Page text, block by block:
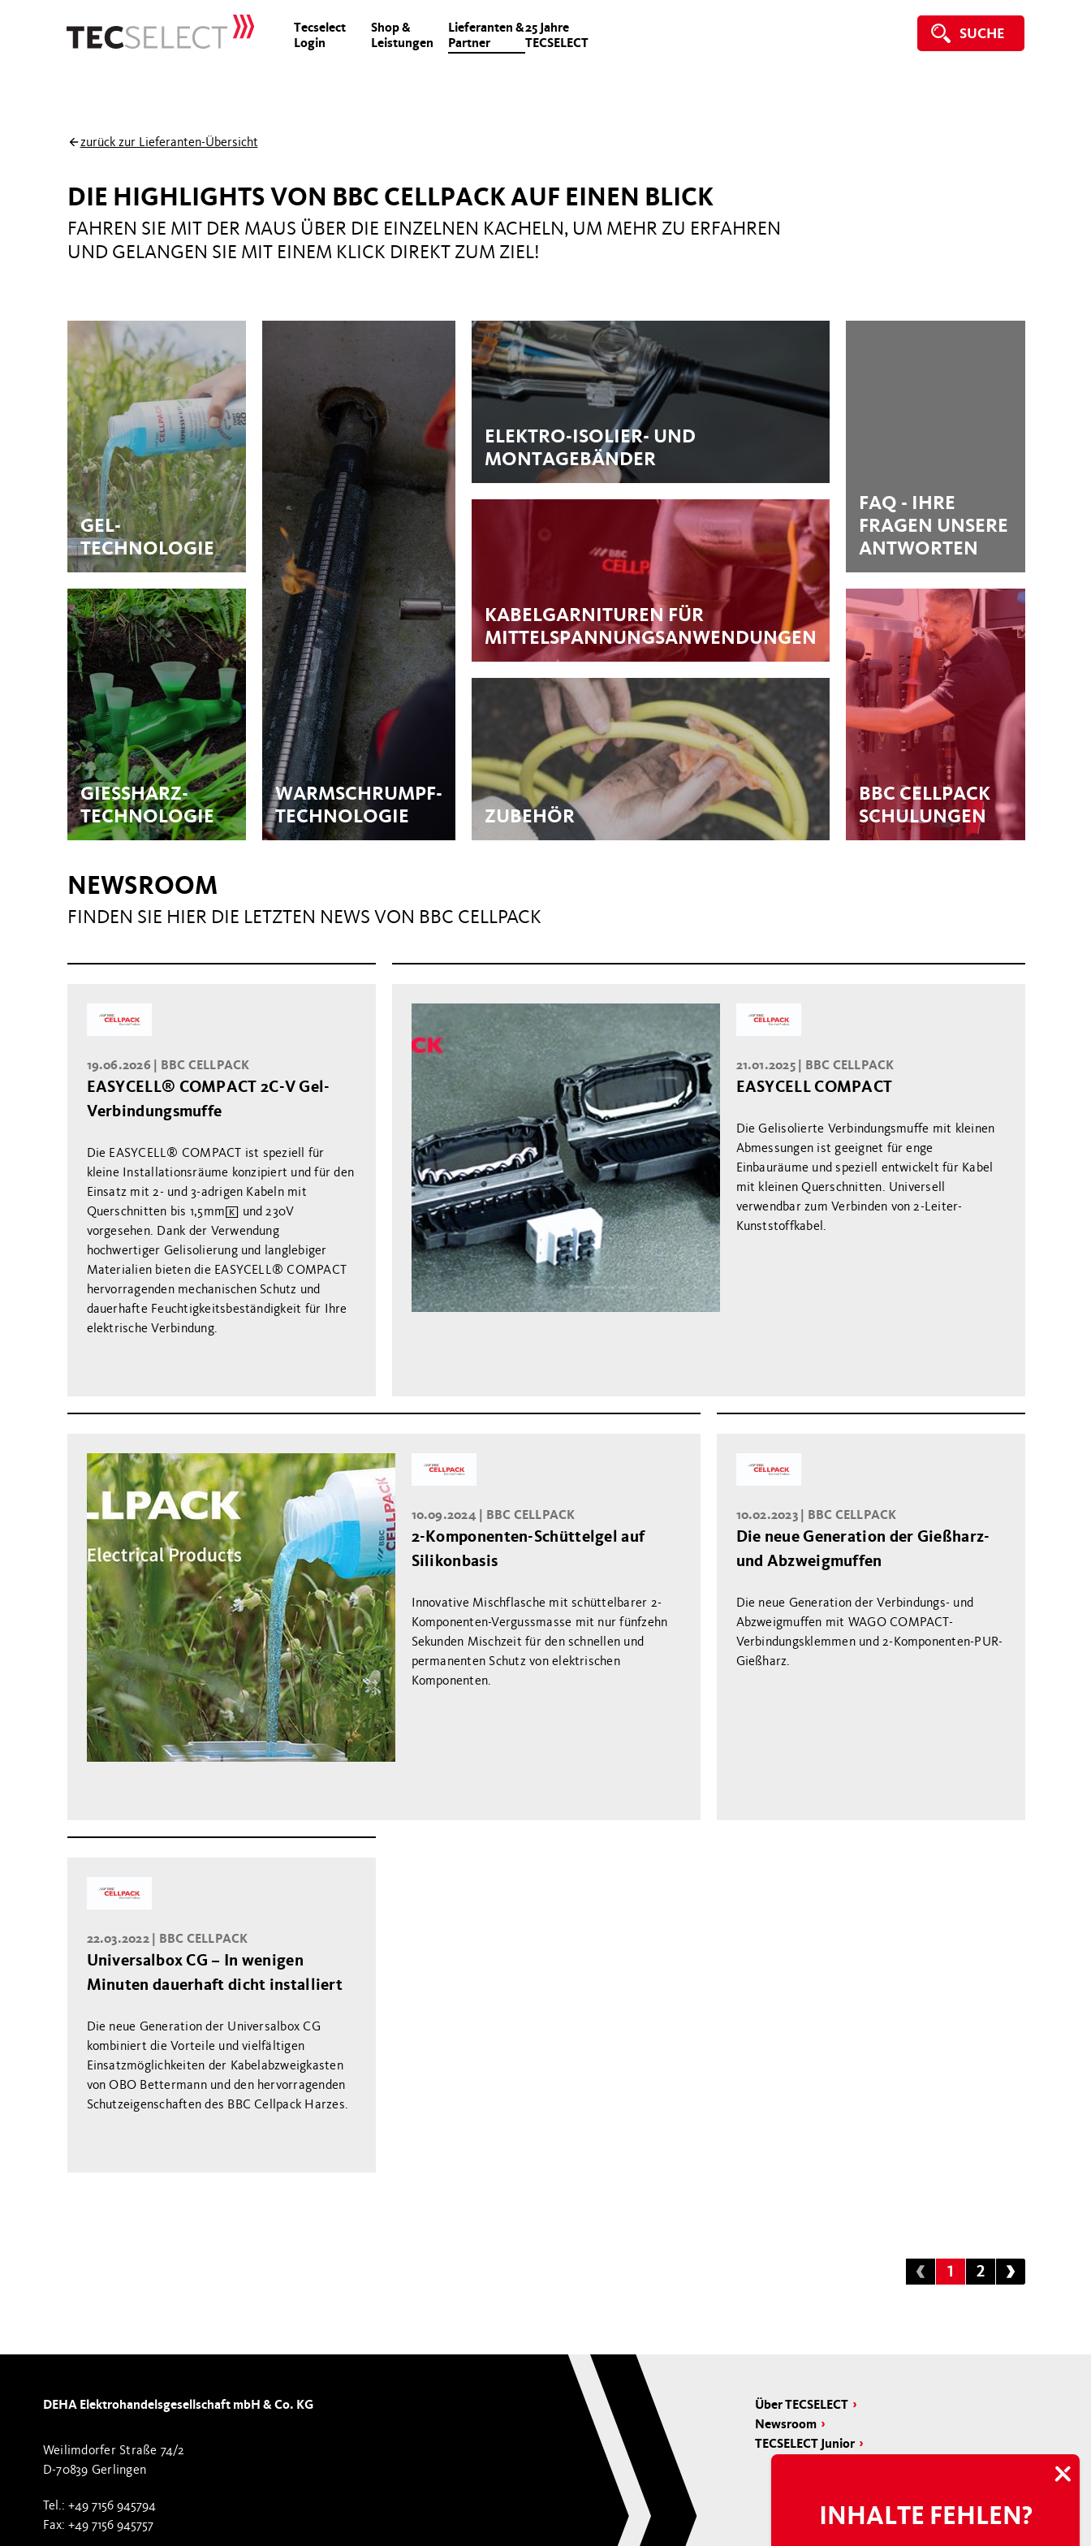
SUCHE
Tecselect
Login
Shop &
Leistungen
Lieferanten &
Partner
25 Jahre
TECSELECT
zurück zur Lieferanten-Übersicht
DIE HIGHLIGHTS VON BBC CELLPACK AUF EINEN BLICK
FAHREN SIE MIT DER MAUS ÜBER DIE EINZELNEN KACHELN, UM MEHR ZU ERFAHREN
UND GELANGEN SIE MIT EINEM KLICK DIREKT ZUM ZIEL!
GEL-
TECHNOLOGIE
GIESSHARZ-T
ECHNOLOGIE
WARMSCHRUMPF-
TECHNOLOGIE
ELEKTRO-ISOLIER- UND
MONTAGEBÄNDER
KABELGARNITUREN FÜR
MITTELSPANNUNGSANWENDUNGEN
ZUBEHÖR
FAQ - IHRE
FRAGEN UNSERE
ANTWORTEN
BBC CELLPACK
SCHULUNGEN
NEWSROOM
FINDEN SIE HIER DIE LETZTEN NEWS VON BBC CELLPACK
19.06.2026 | BBC CELLPACK
EASYCELL® COMPACT 2C-V Gel-
Verbindungsmuffe
Die EASYCELL® COMPACT ist speziell für
kleine Installationsräume konzipiert und für den
Einsatz mit 2- und 3-adrigen Kabeln mit
Querschnitten bis 1,5mm² und 230V
vorgesehen. Dank der Verwendung
hochwertiger Gelisolierung und langlebiger
Materialien bieten die EASYCELL® COMPACT
hervorragenden mechanischen Schutz und
dauerhafte Feuchtigkeitsbeständigkeit für Ihre
elektrische Verbindung.
21.01.2025 | BBC CELLPACK
EASYCELL COMPACT
Die Gelisolierte Verbindungsmuffe mit kleinen
Abmessungen ist geeignet für enge
Einbauräume und speziell entwickelt für Kabel
mit kleinen Querschnitten. Universell
verwendbar zum Verbinden von 2-Leiter-
Kunststoffkabel.
10.09.2024 | BBC CELLPACK
2-Komponenten-Schüttelgel auf
Silikonbasis
Innovative Mischflasche mit schüttelbarer 2-
Komponenten-Vergussmasse mit nur fünfzehn
Sekunden Mischzeit für den schnellen und
permanenten Schutz von elektrischen
Komponenten.
10.02.2023 | BBC CELLPACK
Die neue Generation der Gießharz-
und Abzweigmuffen
Die neue Generation der Verbindungs- und
Abzweigmuffen mit WAGO COMPACT-
Verbindungsklemmen und 2-Komponenten-PUR-
Gießharz.
22.03.2022 | BBC CELLPACK
Universalbox CG – In wenigen
Minuten dauerhaft dicht installiert
Die neue Generation der Universalbox CG
kombiniert die Vorteile und vielfältigen
Einsatzmöglichkeiten der Kabelabzweigkasten
von OBO Bettermann und den hervorragenden
Schutzeigenschaften des BBC Cellpack Harzes.
1 2
INHALTE FEHLEN?
DEHA Elektrohandelsgesellschaft mbH & Co. KG
Weilimdorfer Straße 74/2
D-70839 Gerlingen
Tel.: +49 7156 945794
Fax: +49 7156 945757
Über TECSELECT
Newsroom
TECSELECT Junior